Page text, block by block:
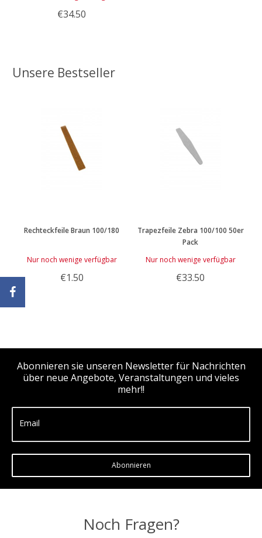
€34.50
Unsere Bestseller
Rechteckfeile Braun 100/180
Nur noch wenige verfügbar
€1.50
Trapezfeile Zebra 100/100 50er
Pack
Nur noch wenige verfügbar
€33.50
Abonnieren sie unseren Newsletter für Nachrichten
über neue Angebote, Veranstaltungen und vieles
mehr!!
Email
Abonnieren
Noch Fragen?